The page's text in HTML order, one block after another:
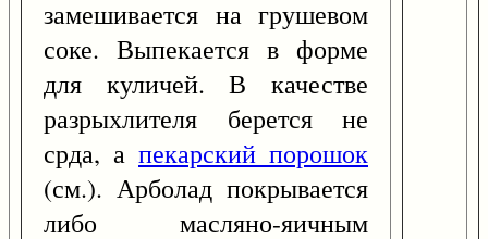
замешивается на грушевом
соке. Выпекается в форме
для куличей. В качестве
разрыхлителя берется не
срда, а пекарский порошок
(см.). Арболад покрывается
либо масляно-яичным